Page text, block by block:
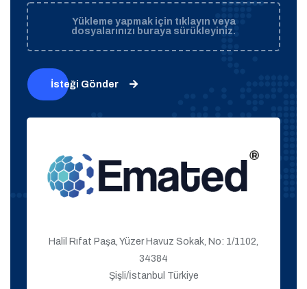
Yükleme yapmak için tıklayın veya
dosyalarınızı buraya sürükleyiniz.
İsteği Gönder
Halil Rıfat Paşa, Yüzer Havuz Sokak, No: 1/1102,
34384
Şişli/İstanbul Türkiye